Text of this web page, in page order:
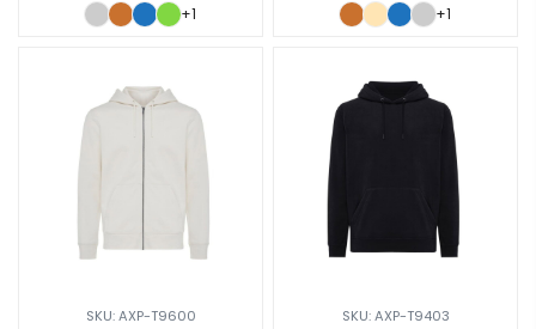
+1 +1
SKU: AXP-T9600 SKU: AXP-T9403